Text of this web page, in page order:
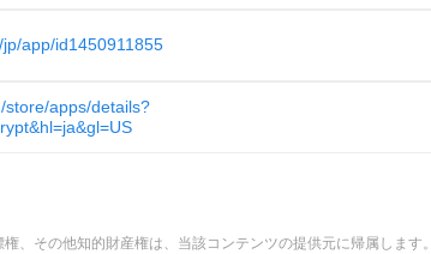
app/id1450911855
store/apps/details?
、その他知的財産権は、当該コンテンツの提供元に帰属します。